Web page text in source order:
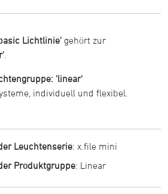
Lichtlinie' gehört zur
'linear'
individuell und flexibel.
Leuchtenserie: x.file mini
Produktgruppe: Linear